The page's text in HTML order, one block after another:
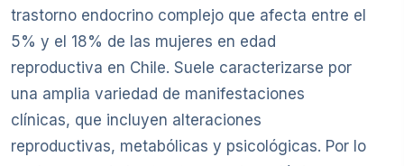
trastorno endocrino complejo que afecta entre el
5% y el 18% de las mujeres en edad
reproductiva en Chile. Suele caracterizarse por
una amplia variedad de manifestaciones
clínicas, que incluyen alteraciones
reproductivas, metabólicas y psicológicas. Por lo